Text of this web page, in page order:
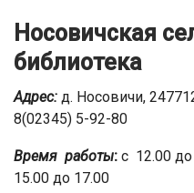
Носовичская
библиотека
Адрес: д. Носовичи,
8(02345) 5-92-80
Время работы: с 12.00
15.00 до 17.00